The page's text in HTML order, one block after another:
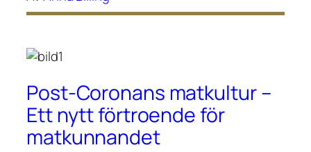
Post-Coronans matkultur –
Ett nytt förtroende för
matkunnandet